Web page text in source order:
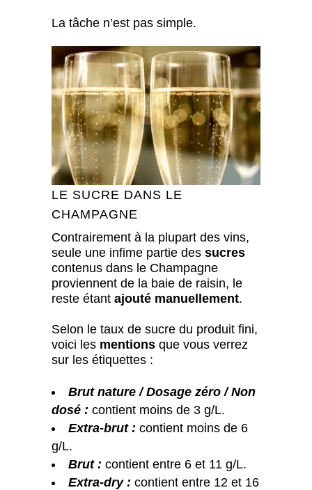
La tâche n’est pas simple.
LE SUCRE DANS LE
CHAMPAGNE
Contrairement à la plupart des vins,
seule une infime partie des sucres
contenus dans le Champagne
proviennent de la baie de raisin, le
reste étant ajouté manuellement.
Selon le taux de sucre du produit fini,
voici les mentions que vous verrez
sur les étiquettes :
Brut nature / Dosage zéro / Non
dosé : contient moins de 3 g/L.
Extra-brut : contient moins de 6
g/L.
Brut : contient entre 6 et 11 g/L.
Extra-dry : contient entre 12 et 16